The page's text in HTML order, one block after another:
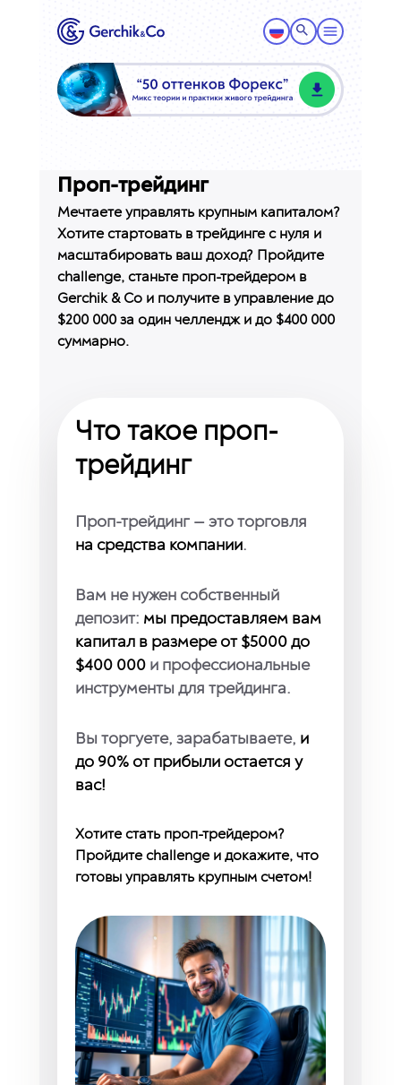
Проп-трейдинг
Мечтаете управлять крупным капиталом?
Хотите стартовать в трейдинге с нуля и
масштабировать ваш доход? Пройдите
challenge, станьте проп-трейдером в
Gerchik & Co и получите в управление до
$200 000 за один челлендж и до $400 000
суммарно.
Что такое проп-
трейдинг
Проп-трейдинг — это торговля
на средства компании.
Вам не нужен собственный
депозит: мы предоставляем вам
капитал в размере от $5000 до
$400 000 и профессиональные
инструменты для трейдинга.
Вы торгуете, зарабатываете, и
до 90% от прибыли остается у
вас!
Хотите стать проп-трейдером?
Пройдите challenge и докажите, что
готовы управлять крупным счетом!